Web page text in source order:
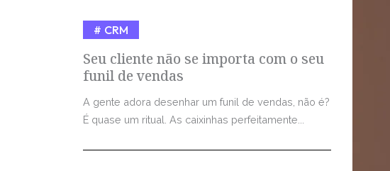
Seu cliente não se importa com o seu
funil de vendas
CRM
A gente adora desenhar um funil de vendas, não é?
É quase um ritual. As caixinhas perfeitamente...